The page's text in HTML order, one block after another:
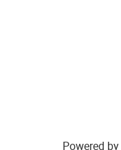
Powered by